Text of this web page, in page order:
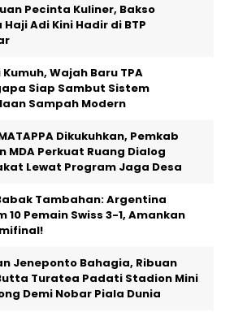
Pecinta Kuliner, Bakso
Haji Adi Kini Hadir di BTP
Wajah Baru TPA
Siap Sambut Sistem
Sampah Modern
MATAPPA Dikukuhkan, Pemkab
MDA Perkuat Ruang Dialog
Lewat Program Jaga Desa
Tambahan: Argentina
10 Pemain Swiss 3-1, Amankan
Jeneponto Bahagia, Ribuan
Turatea Padati Stadion Mini
Demi Nobar Piala Dunia